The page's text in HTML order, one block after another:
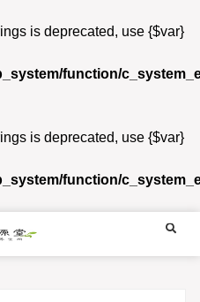
is deprecated, use {$var}
function/
is deprecated, use {$var}
function/